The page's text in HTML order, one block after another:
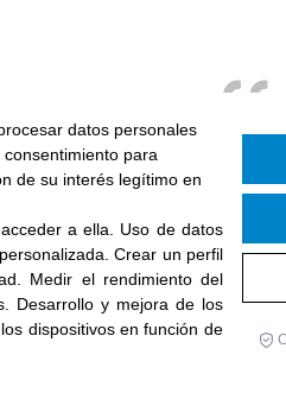
SUSCRÍBETE A
datos personales
para
de su interés legítimo en
a ella
Uso de datos
.Crear un perfil
Medir el rendimiento del
. Desarrollo y mejora de los
dispositivos en función de